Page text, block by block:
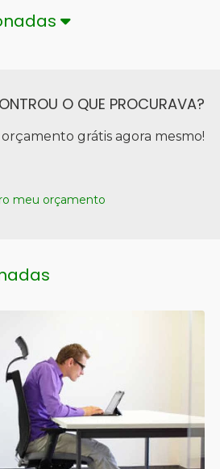
O QUE PROCURAVA?
orçamento grátis agora mesmo!
meu orçamento